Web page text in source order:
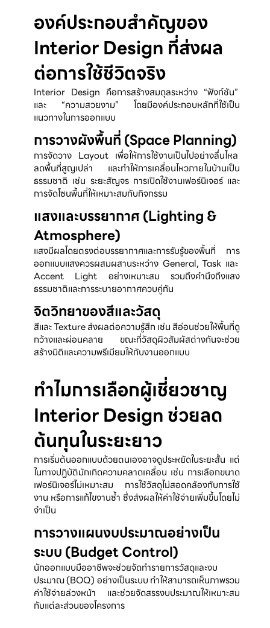
องค์ประกอบสำคัญของ
Interior Design ที่ส่งผล
ต่อการใช้ชีวิตจริง
Interior Design คือการสร้างสมดุลระหว่าง “ฟังก์ชัน”
และ “ความสวยงาม” โดยมีองค์ประกอบหลักที่ใช้เป็น
แนวทางในการออกแบบ
การวางผังพื้นที่ (Space Planning)
การจัดวาง Layout เพื่อให้การใช้งานเป็นไปอย่างลื่นไหล
ลดพื้นที่สูญเปล่า และทำให้การเคลื่อนไหวภายในบ้านเป็น
ธรรมชาติ เช่น ระยะสัญจร การเปิดใช้งานเฟอร์นิเจอร์ และ
การจัดโซนพื้นที่ให้เหมาะสมกับกิจกรรม
แสงและบรรยากาศ (Lighting &
Atmosphere)
แสงมีผลโดยตรงต่อบรรยากาศและการรับรู้ของพื้นที่ การ
ออกแบบแสงควรผสมผสานระหว่าง General, Task และ
Accent Light อย่างเหมาะสม รวมถึงคำนึงถึงแสง
ธรรมชาติและการระบายอากาศควบคู่กัน
จิตวิทยาของสีและวัสดุ
สีและ Texture ส่งผลต่อความรู้สึก เช่น สีอ่อนช่วยให้พื้นที่ดู
กว้างและผ่อนคลาย ขณะที่วัสดุผิวสัมผัสต่างกันจะช่วย
สร้างมิติและความพรีเมียมให้กับงานออกแบบ
ทำไมการเลือกผู้เชี่ยวชาญ
Interior Design ช่วยลด
ต้นทุนในระยะยาว
การเริ่มต้นออกแบบด้วยตนเองอาจดูประหยัดในระยะสั้น แต่
ในทางปฏิบัติมักเกิดความคลาดเคลื่อน เช่น การเลือกขนาด
เฟอร์นิเจอร์ไม่เหมาะสม การใช้วัสดุไม่สอดคล้องกับการใช้
งาน หรือการแก้ไขงานซ้ำ ซึ่งส่งผลให้ค่าใช้จ่ายเพิ่มขึ้นโดยไม่
จำเป็น
การวางแผนงบประมาณอย่างเป็น
ระบบ (Budget Control)
นักออกแบบมืออาชีพจะช่วยจัดทำรายการวัสดุและงบ
ประมาณ (BOQ) อย่างเป็นระบบ ทำให้สามารถเห็นภาพรวม
ค่าใช้จ่ายล่วงหน้า และช่วยจัดสรรงบประมาณให้เหมาะสม
กับแต่ละส่วนของโครงการ